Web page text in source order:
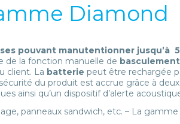
Diamond
pouvant manutentionner jusqu’à
de la fonction manuelle de
client. La batterie peut être rechargée
du produit est accrue grâce à deux
ainsi qu’un dispositif d’alerte
panneaux sandwich, etc. – La gamme